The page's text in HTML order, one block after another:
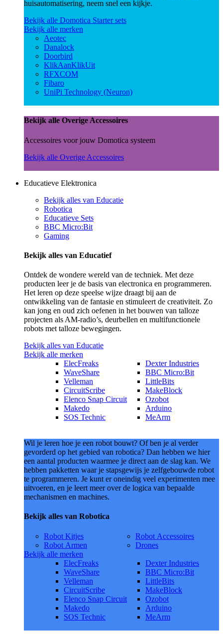
huisautomatisering, neem snel een kijkje.
Bekijk alle Domotica Starter sets
Bekijk alle merken
Aeotec
Danalock
Doorbird
KlikAanKlikUit
RFXCOM
Fibaro
UniPi Technology (Neuron)
Bekijk alle Overige Accessoires
Accessoires voor jouw Domotica systeem
Bekijk alle Overige Accessoires
Educatieve Elektronica
Bekijk alles van Educatie
Robotica
Educatieve Sets
BBC Micro:Bit
Gaming
Bekijk alles van Educatief
Ontdek de wondere wereld van de techniek. Met deze
producten leer je de basis van electronica en programmeren.
Het leren op deze speelse wijze draagt bij aan de
ontwikkeling van de fantasie en stimuleert de creativiteit. Zo
kan jong en oud zich oefenen in het bouwen van talloze
projecten als AM-radio’s, deurbellen en multifunctionele
robots met talloze bewegingen.
Bekijk alles van Educatie
Bekijk alle merken
ElecFreaks
WaveShare
Velleman
CircuitScribe
Elenco Snap Circuit
Makedo
SOS Technic
Dexter Industries
BBC Micro:Bit
LittleBits
MakeBlock
Ozobot
Arduino
MeArm
Wil je leren hoe je een robot bouwt? Of ben je al verder
gevorderd op het gebied van robotica? Dan hebben we hier
een aantal producten waarmee je direct aan de slag kan. We
hebben pakketten waar je stapsgewijs je zelfgebouwde robot
te programmeren. Je kunt er oneindig veel experimenten mee
uitvoeren, en je leert meer over de logica van bepaalde
mechanismen en machines.
Bekijk alles van Robotica
Robot Kitjes
Robot Armen
Robot Accessoires
Drones
Bekijk alle merken
ElecFreaks
WaveShare
Velleman
CircuitScribe
Elenco Snap Circuit
Makedo
SOS Technic
Dexter Industries
BBC Micro:Bit
LittleBits
MakeBlock
Ozobot
Arduino
MeArm